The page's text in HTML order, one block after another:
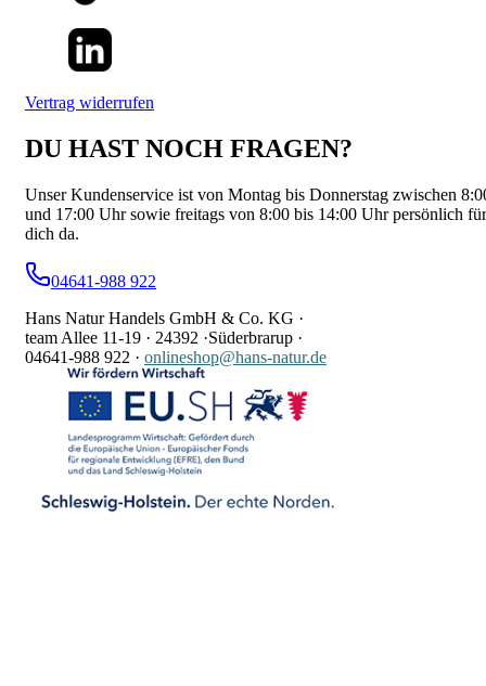
Vertrag widerrufen
DU HAST NOCH FRAGEN?
Unser Kundenservice ist von Montag bis Donnerstag zwischen
und 17:00 Uhr sowie freitags von 8:00 bis 14:00 Uhr persönlich für
dich da.
04641-988 922
Hans Natur Handels GmbH & Co. KG ·
team Allee 11-19 · 24392 ·Süderbrarup ·
04641-988 922 · onlineshop@hans-natur.de